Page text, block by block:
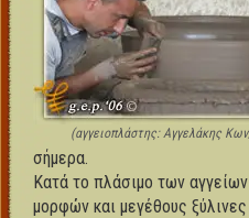
(αγγειοπλάστης: Αγγελάκης
σήμερα.
Κατά το πλάσιμο των
μορφών και μεγέθους